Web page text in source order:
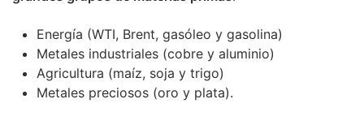
Energía (WTI, Brent, gasóleo y gasolina)
Metales industriales (cobre y aluminio)
Agricultura (maíz, soja y trigo)
Metales preciosos (oro y plata).